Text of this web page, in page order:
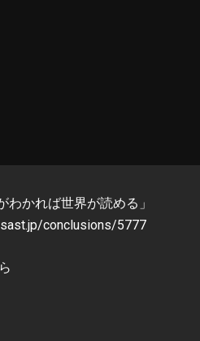
かれば世界が読める」
conclusions/5777